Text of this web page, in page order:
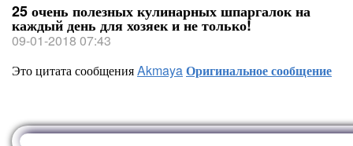
25 очень полезных кулинарных шпаргалок на
каждый день для хозяек и не только!
09-01-2018 07:43
Это цитата сообщенияAkmayaОригинальное сообщение